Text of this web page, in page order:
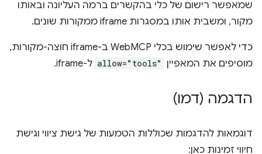
שמאפשר רישום של כלי בהקשרים ברמה העליונה ובאותו
מקור, ומשבית אותו במסגרות iframe ממקורות שונים.
כדי לאפשר שימוש בכלי WebMCP ב-iframe חוצה-מקורות,
מוסיפים את המאפיין
allow="tools" ל-iframe.
הדגמה (דמו)
דוגמאות להדגמות שכוללות הטמעות של גישת ציווי וגישת
חיווי זמינות כאן: